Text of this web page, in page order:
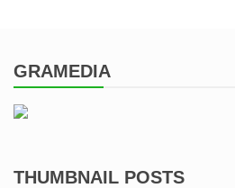
GRAMEDIA
THUMBNAIL POSTS